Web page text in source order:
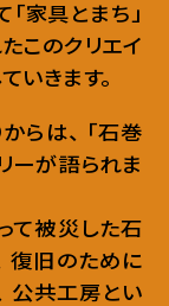
家具とまち」
このクリエイ
いきます。
らは、
「石巻
ーが語られま
て被災した石
復旧のために
公共工房とい